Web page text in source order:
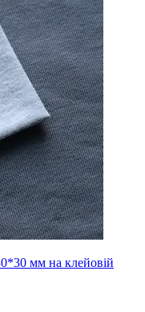
мм на клейовій